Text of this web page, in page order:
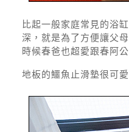
比起一般家庭常見的浴
深，就是為了方便讓父
時候春爸也超愛跟春阿
地板的鱷魚止滑墊很可